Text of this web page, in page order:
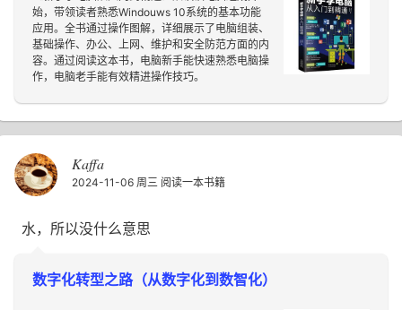
始，带领读者熟悉Windouws 10系统的基本功能
应用。全书通过操作图解，详细展示了电脑组装、
基础操作、办公、上网、维护和安全防范方面的内
容。通过阅读这本书，电脑新手能快速熟悉电脑操
作，电脑老手能有效精进操作技巧。
Kaffa
2024-11-06 周三 阅读一本书籍
水，所以没什么意思
数字化转型之路（从数字化到数智化）